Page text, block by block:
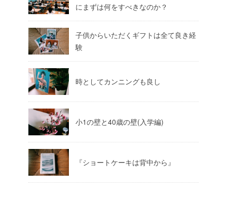
にまずは何をすべきなのか？
子供からいただくギフトは全て良き経
験
時としてカンニングも良し
小1の壁と40歳の壁(入学編)
『ショートケーキは背中から』